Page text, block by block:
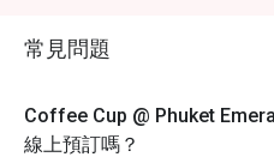
常見問題
Coffee Cup @ Phuket
線上預訂嗎？